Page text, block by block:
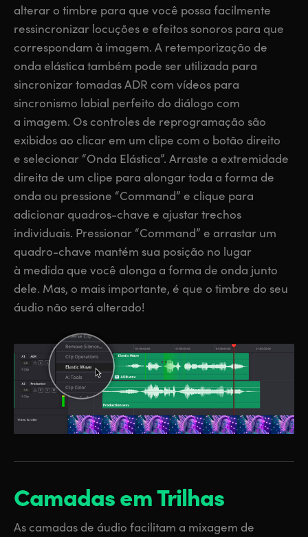
alterar o timbre para que você possa facilmente
ressincronizar locuções e efeitos sonoros para que
correspondam à imagem. A retemporização de
onda elástica também pode ser utilizada para
sincronizar tomadas ADR com vídeos para
sincronismo labial perfeito do diálogo com
a imagem. Os controles de reprogramação são
exibidos ao clicar em um clipe com o botão direito
e selecionar “Onda Elástica”. Arraste a extremidade
direita de um clipe para alongar toda a forma de
onda ou pressione “Command” e clique para
adicionar quadros-chave e ajustar trechos
individuais. Pressionar “Command” e arrastar um
quadro-chave mantém sua posição no lugar
à medida que você alonga a forma de onda junto
dele. Mas, o mais importante, é que o timbre do seu
áudio não será alterado!
Camadas em Trilhas
As camadas de áudio facilitam a mixagem de